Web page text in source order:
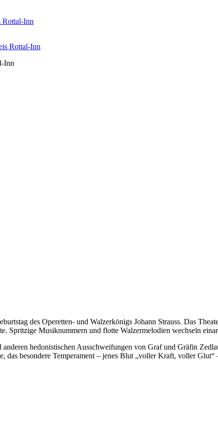
Rottal-Inn
Inn
des Operetten- und Walzerkönigs Johann Strauss. Das
Spritzige Musiknummern und flotte Walzermelodien wechseln
hedonistischen Ausschweifungen von Graf und Gräfin
das besondere Temperament – jenes Blut „voller Kraft, voller